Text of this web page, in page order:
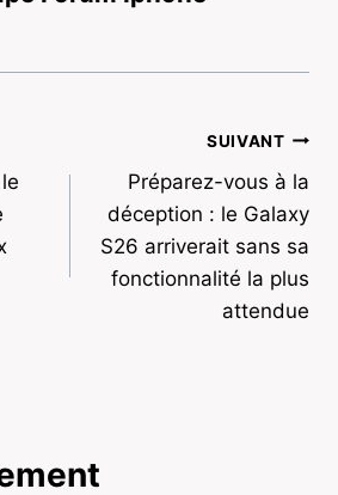
SUIVANT
Préparez-vous à la
déception : le Galaxy
S26 arriverait sans sa
fonctionnalité la plus
attendue